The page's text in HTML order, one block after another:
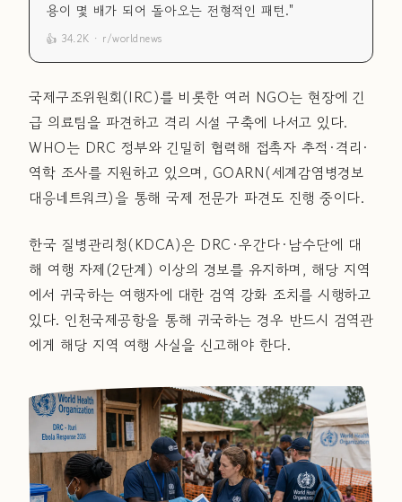
용이 몇 배가 되어 돌아오는 전형적인 패턴."
👍 34.2K · r/worldnews
국제구조위원회(IRC)를 비롯한 여러 NGO는 현장에 긴
급 의료팀을 파견하고 격리 시설 구축에 나서고 있다.
WHO는 DRC 정부와 긴밀히 협력해 접촉자 추적·격리·
역학 조사를 지원하고 있으며, GOARN(세계감염병경보
대응네트워크)을 통해 국제 전문가 파견도 진행 중이다.
한국 질병관리청(KDCA)은 DRC·우간다·남수단에 대
해 여행 자제(2단계) 이상의 경보를 유지하며, 해당 지역
에서 귀국하는 여행자에 대한 검역 강화 조치를 시행하고
있다. 인천국제공항을 통해 귀국하는 경우 반드시 검역관
에게 해당 지역 여행 사실을 신고해야 한다.